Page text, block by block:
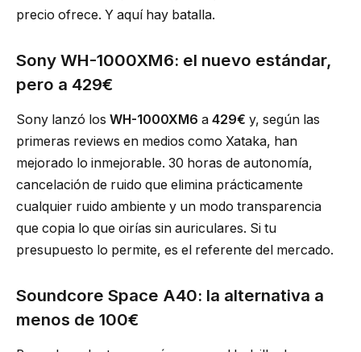
precio ofrece. Y aquí hay batalla.
Sony WH-1000XM6: el nuevo estándar,
pero a 429€
Sony lanzó los WH-1000XM6 a 429€ y, según las
primeras reviews en medios como Xataka, han
mejorado lo inmejorable. 30 horas de autonomía,
cancelación de ruido que elimina prácticamente
cualquier ruido ambiente y un modo transparencia
que copia lo que oirías sin auriculares. Si tu
presupuesto lo permite, es el referente del mercado.
Soundcore Space A40: la alternativa a
menos de 100€